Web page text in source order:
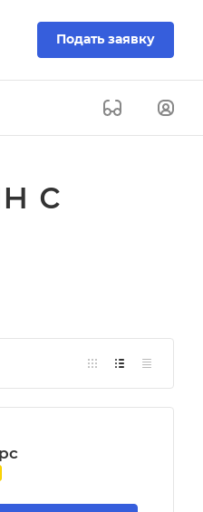
Подать заявку
с